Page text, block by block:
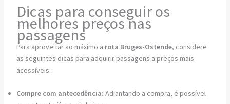
Dicas para conseguir os
melhores preços nas
passagens
Para aproveitar ao máximo a rota Bruges-Ostende, considere
as seguintes dicas para adquirir passagens a preços mais
acessíveis:
Compre com antecedência: Adiantando a compra, é possível